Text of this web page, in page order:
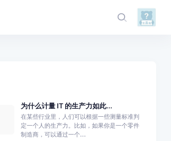
为什么计量 IT 的生产力如此...
在某些行业里，人们可以根据一些测量标准判
定一个人的生产力。比如，如果你是一个零件
制造商，可以通过一个...